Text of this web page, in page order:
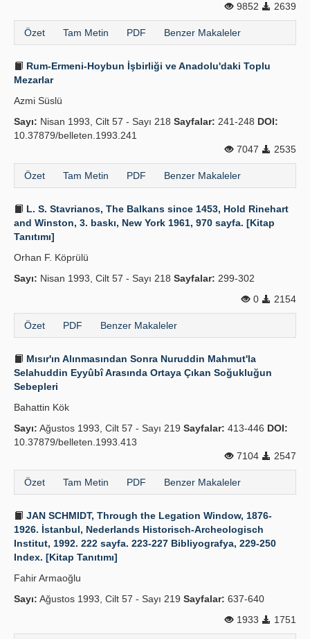
9852
2639
Özet Tam Metin PDF Benzer Makaleler
Rum-Ermeni-Hoybun İşbirliği ve Anadolu'daki Toplu
Mezarlar
Azmi Süslü
Sayı: Nisan 1993, Cilt 57 - Sayı 218 Sayfalar: 241-248 DOI:
10.37879/belleten.1993.241
7047
2535
Özet Tam Metin PDF Benzer Makaleler
L. S. Stavrianos, The Balkans since 1453, Hold Rinehart
and Winston, 3. baskı, New York 1961, 970 sayfa. [Kitap
Tanıtımı]
Orhan F. Köprülü
Sayı: Nisan 1993, Cilt 57 - Sayı 218 Sayfalar: 299-302
0
2154
Özet PDF Benzer Makaleler
Mısır'ın Alınmasından Sonra Nuruddin Mahmut'la
Selahuddin Eyyûbî Arasında Ortaya Çıkan Soğukluğun
Sebepleri
Bahattin Kök
Sayı: Ağustos 1993, Cilt 57 - Sayı 219 Sayfalar: 413-446 DOI:
10.37879/belleten.1993.413
7104
2547
Özet Tam Metin PDF Benzer Makaleler
JAN SCHMIDT, Through the Legation Window, 1876-
1926. İstanbul, Nederlands Historisch-Archeologisch
Institut, 1992. 222 sayfa. 223-227 Bibliyografya, 229-250
Index. [Kitap Tanıtımı]
Fahir Armaoğlu
Sayı: Ağustos 1993, Cilt 57 - Sayı 219 Sayfalar: 637-640
1933
1751